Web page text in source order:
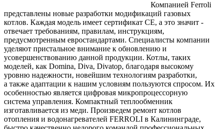
Компанией Ferroli
представлены новые разработки модификаций газовых
котлов. Каждая модель имеет сертификат СЕ, а это значит -
отвечает требованиям, правилам, инструкциям,
предусмотренным евростандартами. Специалисты компании
уделяют пристальное внимание к обновлению и
усовершенствованию данной продукции. Котлы, таких
моделей, как Domina, Diva, Divatop, благодаря высокому
уровню надежности, новейшим технологиям разработки,
а также адаптации к нашим условиям пользуются спросом. Их
особенностью является цифровая микропроцессорную
система управления. Компактный теплообменник
изготавливается из меди. Произведем ремонт котлов
отопления и водонагревателей FERROLI в Калининграде,